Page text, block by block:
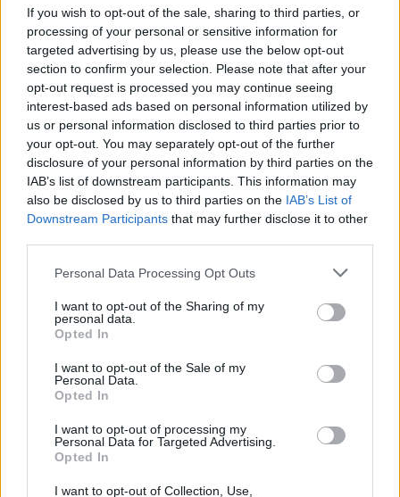
If you wish to opt-out of the sale, sharing to third parties, or
processing of your personal or sensitive information for
targeted advertising by us, please use the below opt-out
section to confirm your selection. Please note that after your
opt-out request is processed you may continue seeing
interest-based ads based on personal information utilized by
us or personal information disclosed to third parties prior to
your opt-out. You may separately opt-out of the further
disclosure of your personal information by third parties on the
IAB’s list of downstream participants. This information may
also be disclosed by us to third parties on the IAB’s List of
Downstream Participants that may further disclose it to other
Personal Data Processing Opt Outs
I want to opt-out of the Sharing of my
personal data.
Opted In
I want to opt-out of the Sale of my
Personal Data.
Opted In
I want to opt-out of processing my
Personal Data for Targeted Advertising.
Opted In
I want to opt-out of Collection, Use,
chargés d'une lourde tâche : créer des préservatifs aux
motifs originaux, qui titillent notre libido !
Le résultat : de véritables petites oeuvres d'art, vendus
dans de jolies boîtes en fer-blanc, parfaites à glisser dans
son sac...